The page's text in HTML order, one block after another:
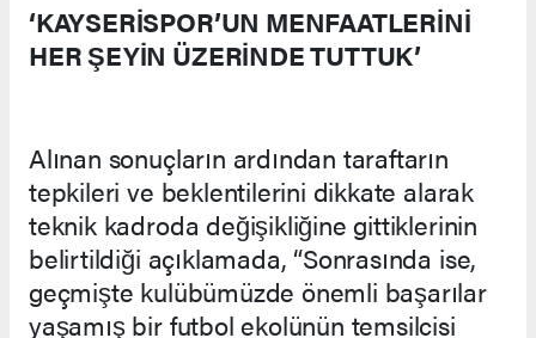
‘KAYSERİSPOR’UN MENFAATLERİNİ
HER ŞEYİN ÜZERİNDE TUTTUK’
Alınan sonuçların ardından taraftarın
tepkileri ve beklentilerini dikkate alarak
teknik kadroda değişikliğine gittiklerinin
belirtildiği açıklamada, “Sonrasında ise,
geçmişte kulübümüzde önemli başarılar
yaşamış bir futbol ekolünün temsilcisi